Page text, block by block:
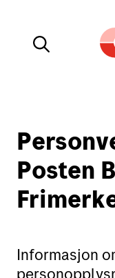
Min side
English
Posten
Informasjon